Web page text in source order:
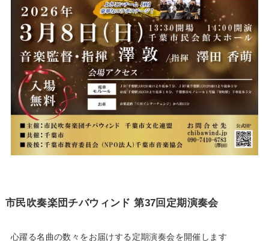
市民吹奏楽団チバウィンド 第37回定期演奏会
心躍る名曲の数々をお届けする定期演奏会を開催します